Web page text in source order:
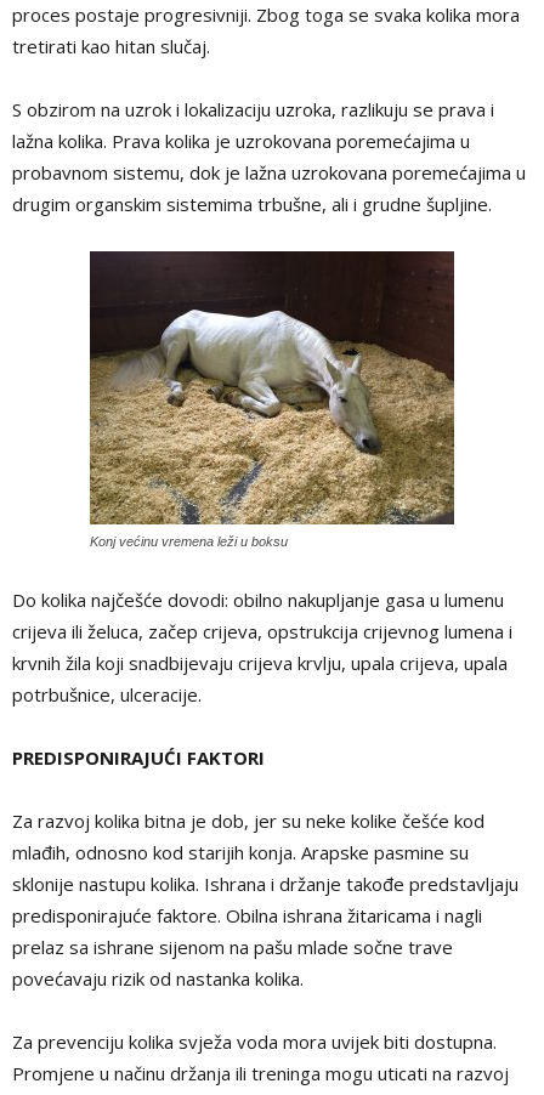
proces postaje progresivniji. Zbog toga se svaka kolika mora
tretirati kao hitan slučaj.
S obzirom na uzrok i lokalizaciju uzroka, razlikuju se prava i
lažna kolika. Prava kolika je uzrokovana poremećajima u
probavnom sistemu, dok je lažna uzrokovana poremećajima u
drugim organskim sistemima trbušne, ali i grudne šupljine.
Konj većinu vremena leži u boksu
Do kolika najčešće dovodi: obilno nakupljanje gasa u lumenu
crijeva ili želuca, začep crijeva, opstrukcija crijevnog lumena i
krvnih žila koji snadbijevaju crijeva krvlju, upala crijeva, upala
potrbušnice, ulceracije.
PREDISPONIRAJUĆI FAKTORI
Za razvoj kolika bitna je dob, jer su neke kolike češće kod
mlađih, odnosno kod starijih konja. Arapske pasmine su
sklonije nastupu kolika. Ishrana i držanje takođe predstavljaju
predisponirajuće faktore. Obilna ishrana žitaricama i nagli
prelaz sa ishrane sijenom na pašu mlade sočne trave
povećavaju rizik od nastanka kolika.
Za prevenciju kolika svježa voda mora uvijek biti dostupna.
Promjene u načinu držanja ili treninga mogu uticati na razvoj